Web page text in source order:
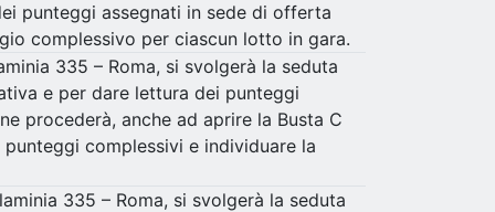
punteggi assegnati in sede di offerta
complessivo per ciascun lotto in gara.
335 – Roma, si svolgerà la seduta
e per dare lettura dei punteggi
procederà, anche ad aprire la Busta C
complessivi e individuare la
335 – Roma, si svolgerà la seduta